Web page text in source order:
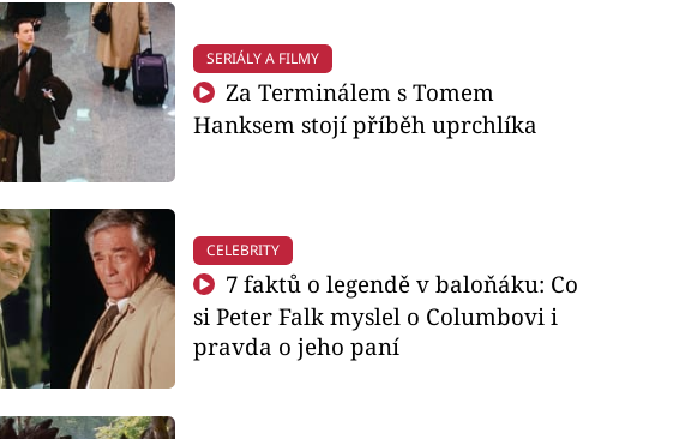
SERIÁLY A FILMY
Za Terminálem s Tomem
Hanksem stojí příběh uprchlíka
CELEBRITY
7 faktů o legendě v baloňáku: Co
si Peter Falk myslel o Columbovi i
pravda o jeho paní